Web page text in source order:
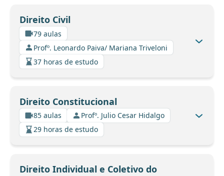
Direito Civil
79 aulas
Profº. Leonardo Paiva/ Mariana Triveloni
37 horas de estudo
Direito Constitucional
85 aulas
Profº. Julio Cesar Hidalgo
29 horas de estudo
Direito Individual e Coletivo do